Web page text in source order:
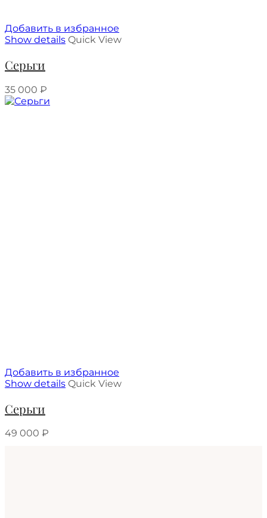
Добавить в избранное
Show details Quick View
Серьги
35 000 ₽
Добавить в избранное
Show details Quick View
Серьги
49 000 ₽